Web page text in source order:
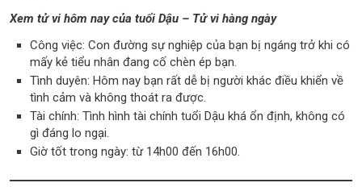
Xem tử vi hôm nay của tuổi Dậu – Tử vi hàng ngày
Công việc: Con đường sự nghiệp của bạn bị ngáng trở khi có
mấy kẻ tiểu nhân đang cố chèn ép bạn.
Tình duyên: Hôm nay bạn rất dễ bị người khác điều khiển về
tình cảm và không thoát ra được.
Tài chính: Tình hình tài chính tuổi Dậu khá ổn định, không có
gì đáng lo ngại.
Giờ tốt trong ngày: từ 14h00 đến 16h00.